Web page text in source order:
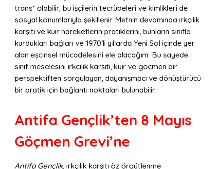
trans* olabilir; bu işçilerin tecrübeleri ve kimlikleri de
sosyal konumlarıyla şekillenir. Metnin devamında ırkçılık
karşıtı ve kuir hareketlerin pratiklerini, bunların sınıfla
kurdukları bağları ve 1970’li yıllarda Yeni Sol içinde yer
alan eşcinsel mücadelesini ele alacağım. Bu sayede
sınıf meselesini ırkçılık karşıtı, kuir ve göçmen bir
perspektiften sorgulayan, dayanışmacı ve dönüştürücü
bir pratik için bağlantı noktaları bulunabilir.
Antifa Gençlik’ten 8 Mayıs
Göçmen Grevi’ne
Antifa Gençlik, ırkçılık karşıtı öz örgütlenme